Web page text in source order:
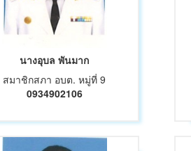
นางอุบล พันมาก
สมาชิกสภา อบต. หมู่ที่ 9
0934902106